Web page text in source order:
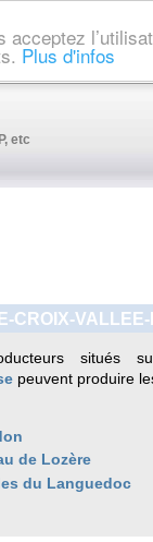
acceptez
Plus d'infos
etc
CROIX-
situés
peuvent produire
de Lozère
du Languedoc